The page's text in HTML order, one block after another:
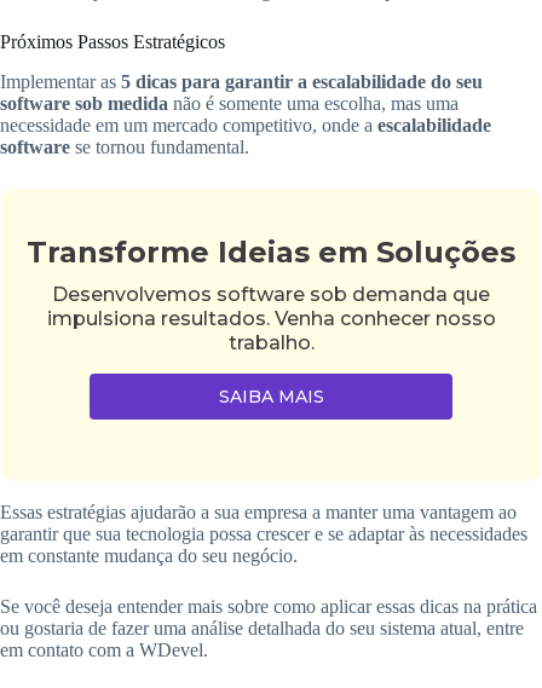
Próximos Passos Estratégicos
Implementar as 5 dicas para garantir a escalabilidade do seu
software sob medida não é somente uma escolha, mas uma
necessidade em um mercado competitivo, onde a escalabilidade
software se tornou fundamental.
Transforme Ideias em Soluções
Desenvolvemos software sob demanda que
impulsiona resultados. Venha conhecer nosso
trabalho.
SAIBA MAIS
Essas estratégias ajudarão a sua empresa a manter uma vantagem ao
garantir que sua tecnologia possa crescer e se adaptar às necessidades
em constante mudança do seu negócio.
Se você deseja entender mais sobre como aplicar essas dicas na prática
ou gostaria de fazer uma análise detalhada do seu sistema atual, entre
em contato com a WDevel.